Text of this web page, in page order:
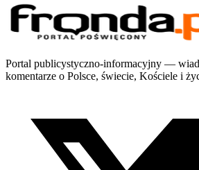
Portal publicystyczno-informacyjny —
komentarze o Polsce, świecie, Kościele i